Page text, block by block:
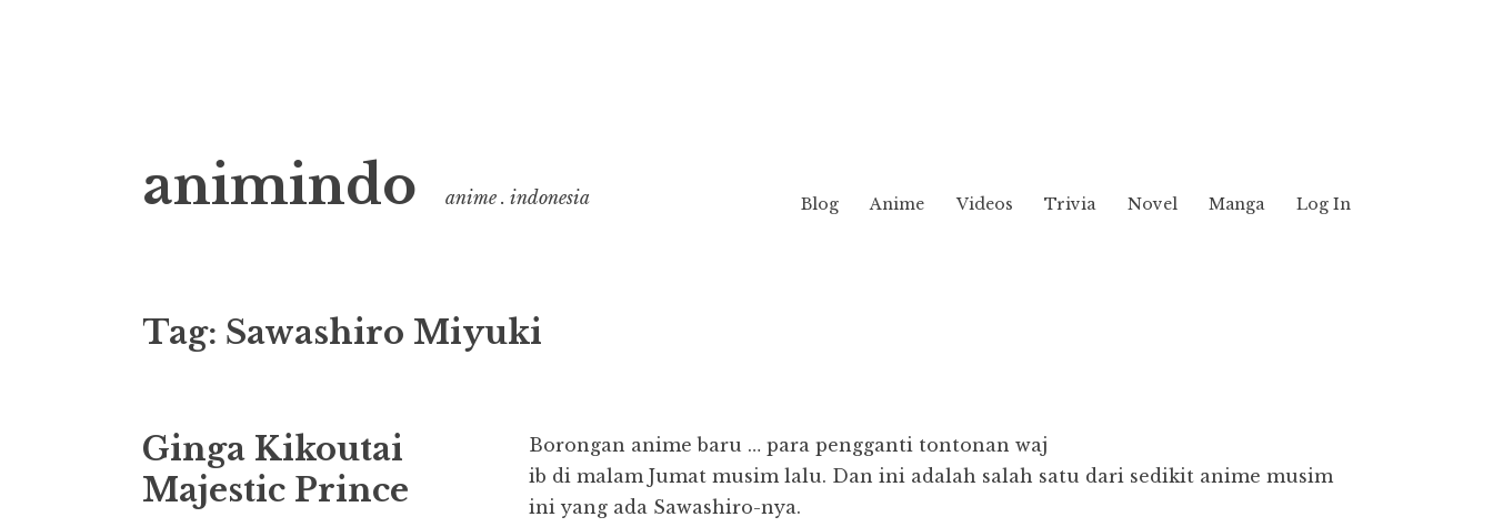
to
content
animindo anime . indonesia Blog Anime Videos Trivia Novel Manga Log In
Tag: Sawashiro Miyuki
Ginga Kikoutai
Majestic Prince
Borongan anime baru … para pengganti tontonan waj
ib di malam Jumat musim lalu. Dan ini adalah salah satu dari sedikit anime musim
ini yang ada Sawashiro-nya.